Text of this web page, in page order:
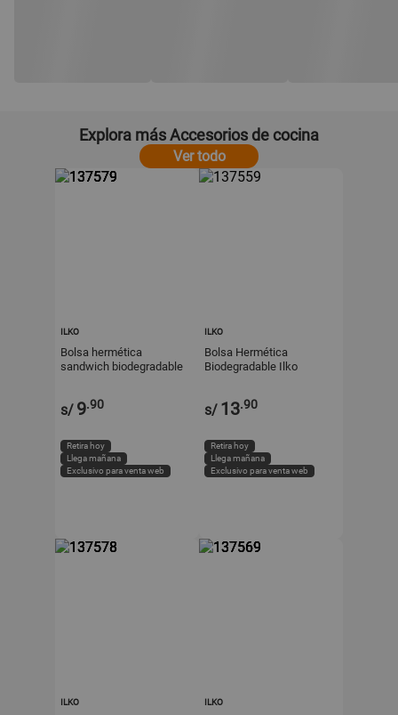
Explora más Accesorios de cocina
Ver todo
ILKO
Bolsa hermética
sandwich biodegradable
s/ 9.90
Retira hoy
Llega mañana
Exclusivo para venta web
ILKO
Bolsa Hermética
Biodegradable Ilko
s/ 13.90
Retira hoy
Llega mañana
Exclusivo para venta web
ILKO ILKO